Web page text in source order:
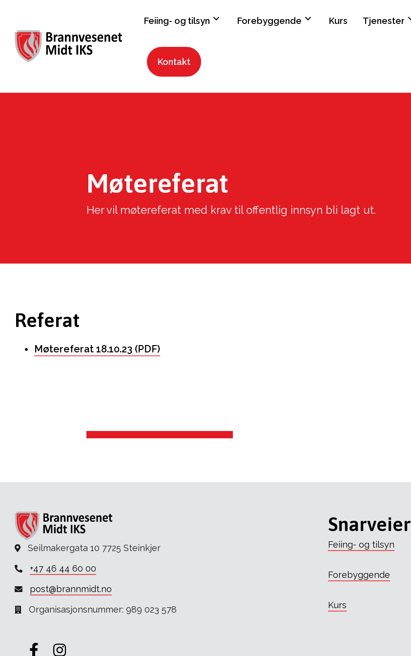
Feiing- og tilsyn Forebyggende Kurs Tjenester
Kontakt
Møtereferat
Her vil møtereferat med krav til offentlig innsyn bli lagt ut.
Referat
Møtereferat 18.10.23 (PDF)
Seilmakergata 10 7725 Steinkjer
+47 46 44 60 00
post@brannmidt.no
Organisasjonsnummer: 989 023 578
Gå til vår Facebook
Gå til vår Instagram
Snarveier
Feiing- og tilsyn
Forebyggende
Kurs